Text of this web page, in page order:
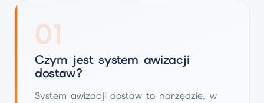
01
Czym jest system awizacji
dostaw?
System awizacji dostaw to narzędzie, w